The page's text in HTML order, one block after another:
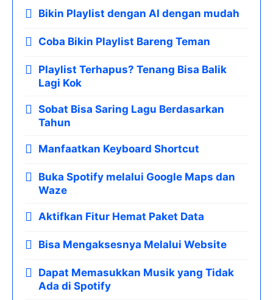
Bikin Playlist dengan AI dengan mudah
Coba Bikin Playlist Bareng Teman
Playlist Terhapus? Tenang Bisa Balik
Lagi Kok
Sobat Bisa Saring Lagu Berdasarkan
Tahun
Manfaatkan Keyboard Shortcut
Buka Spotify melalui Google Maps dan
Waze
Aktifkan Fitur Hemat Paket Data
Bisa Mengaksesnya Melalui Website
Dapat Memasukkan Musik yang Tidak
Ada di Spotify